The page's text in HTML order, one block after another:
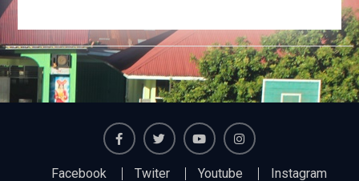
Facebook Twiter Youtube Instagram